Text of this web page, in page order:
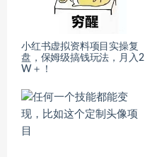
小红书虚拟资料项目实操复
盘，保姆级搞钱玩法，月入2
W＋！